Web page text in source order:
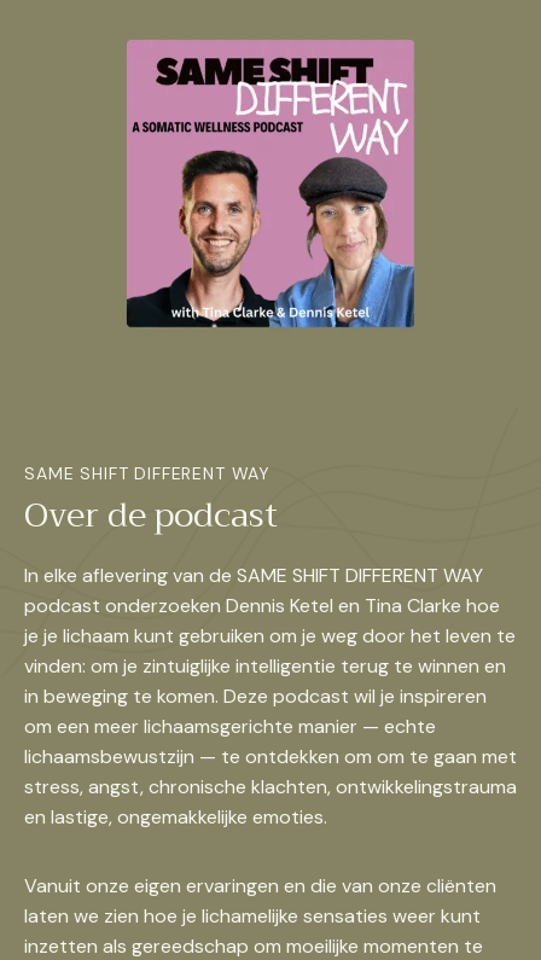
SAME SHIFT DIFFERENT WAY
Over de podcast
In elke aflevering van de SAME SHIFT DIFFERENT WAY
podcast onderzoeken Dennis Ketel en Tina Clarke hoe
je je lichaam kunt gebruiken om je weg door het leven te
vinden: om je zintuiglijke intelligentie terug te winnen en
in beweging te komen. Deze podcast wil je inspireren
om een meer lichaamsgerichte manier — echte
lichaamsbewustzijn — te ontdekken om om te gaan met
stress, angst, chronische klachten, ontwikkelings­trauma
en lastige, ongemakkelijke emoties.
Vanuit onze eigen ervaringen en die van onze cliënten
laten we zien hoe je lichamelijke sensaties weer kunt
inzetten als gereedschap om moeilijke momenten te